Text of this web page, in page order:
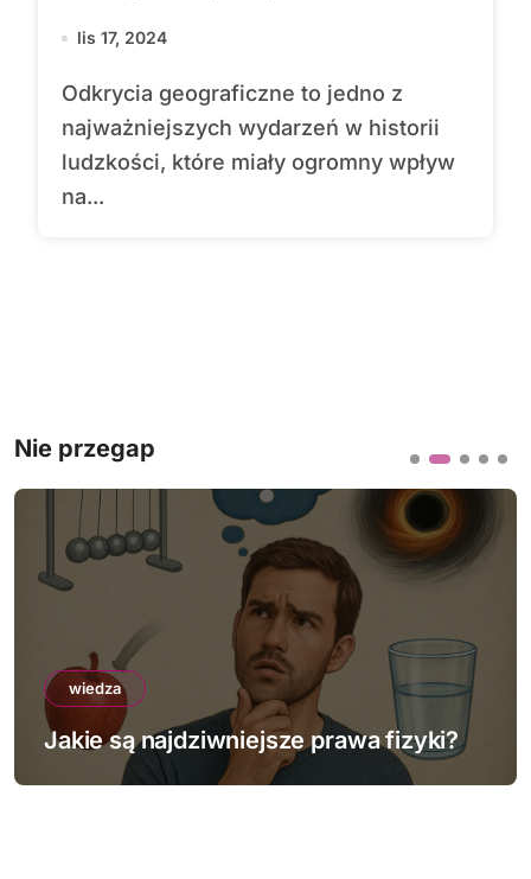
ich wpływ na świat?
lis 17, 2024
Odkrycia geograficzne to jedno z
najważniejszych wydarzeń w historii
ludzkości, które miały ogromny wpływ
na...
Nie przegap
wiedza
Jakie są najdziwniejsze prawa fizyki?